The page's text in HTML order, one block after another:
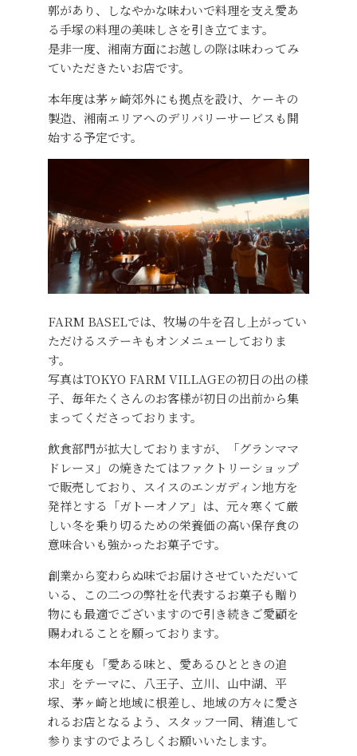
郭があり、しなやかな味わいで料理を支え愛あ
る手塚の料理の美味しさを引き立てます。
是非一度、湘南方面にお越しの際は味わってみ
ていただきたいお店です。
本年度は茅ヶ崎郊外にも拠点を設け、ケーキの
製造、湘南エリアへのデリバリーサービスも開
始する予定です。
FARM BASELでは、牧場の牛を召し上がってい
ただけるステーキもオンメニューしておりま
す。
写真はTOKYO FARM VILLAGEの初日の出の様
子、毎年たくさんのお客様が初日の出前から集
まってくださっております。
飲食部門が拡大しておりますが、「グランママ
ドレーヌ」の焼きたてはファクトリーショップ
で販売しており、スイスのエンガディン地方を
発祥とする「ガトーオノア」は、元々寒くて厳
しい冬を乗り切るための栄養価の高い保存食の
意味合いも強かったお菓子です。
創業から変わらぬ味でお届けさせていただいて
いる、この二つの弊社を代表するお菓子も贈り
物にも最適でございますので引き続きご愛顧を
賜われることを願っております。
本年度も「愛ある味と、愛あるひとときの追
求」をテーマに、八王子、立川、山中湖、平
塚、茅ヶ崎と地域に根差し、地域の方々に愛さ
れるお店となるよう、スタッフ一同、精進して
参りますのでよろしくお願いいたします。